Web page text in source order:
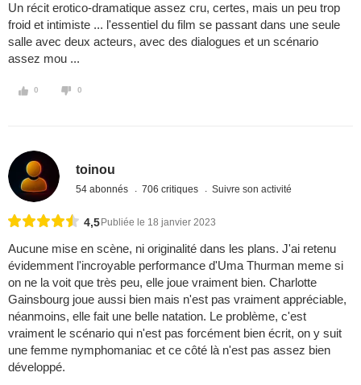
Un récit erotico-dramatique assez cru, certes, mais un peu trop
froid et intimiste ... l'essentiel du film se passant dans une seule
salle avec deux acteurs, avec des dialogues et un scénario
assez mou ...
0 0
toinou
54 abonnés 706 critiques Suivre son activité
4,5 Publiée le 18 janvier 2023
Aucune mise en scène, ni originalité dans les plans. J'ai retenu
évidemment l'incroyable performance d'Uma Thurman meme si
on ne la voit que très peu, elle joue vraiment bien. Charlotte
Gainsbourg joue aussi bien mais n'est pas vraiment appréciable,
néanmoins, elle fait une belle natation. Le problème, c'est
vraiment le scénario qui n'est pas forcément bien écrit, on y suit
une femme nymphomaniac et ce côté là n'est pas assez bien
développé.